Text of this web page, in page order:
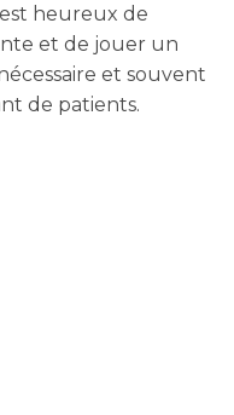
heureux de
et de jouer un
et souvent
de patients.